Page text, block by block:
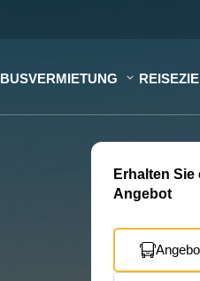
BUSVERMIETUNG
Erhalten
Angebot